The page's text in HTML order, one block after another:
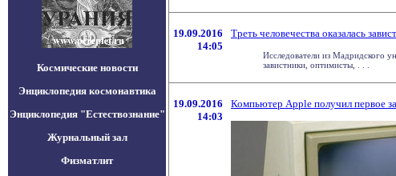
Космические новости
Энциклопедия космонавтика
Энциклопедия "Естествознание"
Журнальный зал
Физматлит
19.09.2016
14:05
Треть человечества оказалась
Исследователи из Мадридского
завистники, оптимисты, . . .
19.09.2016
14:03
Компьютер Apple получил первое